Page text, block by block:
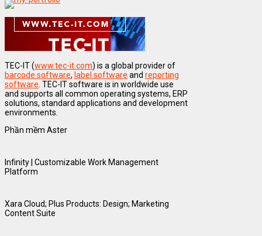
TEC-IT (www.tec-it.com) is a global provider of
barcode software, label software and reporting
software . TEC-IT software is in worldwide use
and supports all common operating systems, ERP
solutions, standard applications and development
environments.
Phần mềm Aster
Infinity | Customizable Work Management
Platform
Xara Cloud; Plus Products: Design; Marketing
Content Suite